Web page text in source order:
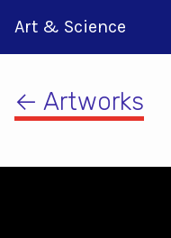
Art & Science
← Artworks